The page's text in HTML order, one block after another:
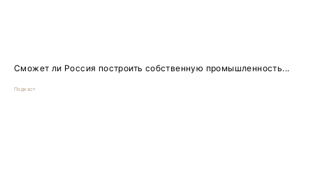
Сможет ли Россия построить собственную промышленность...
Подкаст